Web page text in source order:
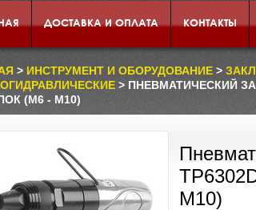
ДОСТАВКА И ОПЛАТА КОНТАКТЫ
КОРЗИНА О НАС
ИНСТРУМЕНТА И ОБОРУДОВАНИЯ
> ИНСТРУМЕНТ И ОБОРУДОВАНИЕ >
> ПНЕВМАТИЧЕСКИЙ
(М6 - М10)
М10)